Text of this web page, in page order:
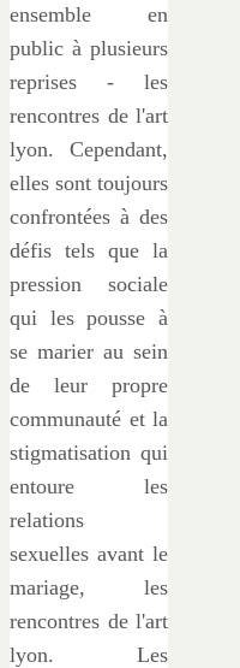
ensemble en
public à plusieurs
reprises - les
rencontres de l'art
lyon. Cependant,
elles sont toujours
confrontées à des
défis tels que la
pression sociale
qui les pousse à
se marier au sein
de leur propre
communauté et la
stigmatisation qui
entoure les
relations
sexuelles avant le
mariage, les
rencontres de l'art
lyon. Les